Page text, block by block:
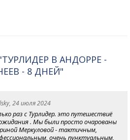
В АНДОРРЕ -
- 8 ДНЕЙ"
24 июля 2024
раз с Турлидер. это путешествиё
. Мы были просто очарованы
Меркуловой - тактичным,
очень пунктуальным,